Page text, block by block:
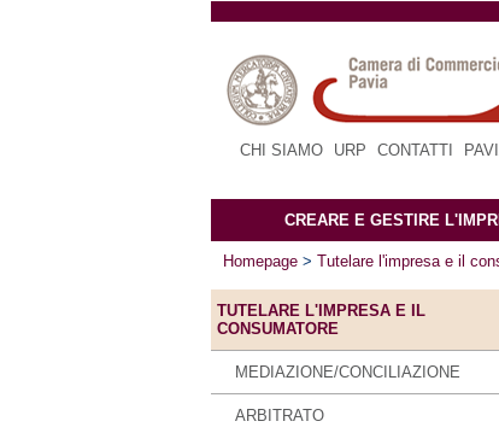
CHI SIAMO URP CONTATTI
CREARE E GESTIRE
Homepage > Tutelare l'impresa e il
TUTELARE L'IMPRESA E IL
CONSUMATORE
MEDIAZIONE/CONCILIAZIONE
ARBITRATO